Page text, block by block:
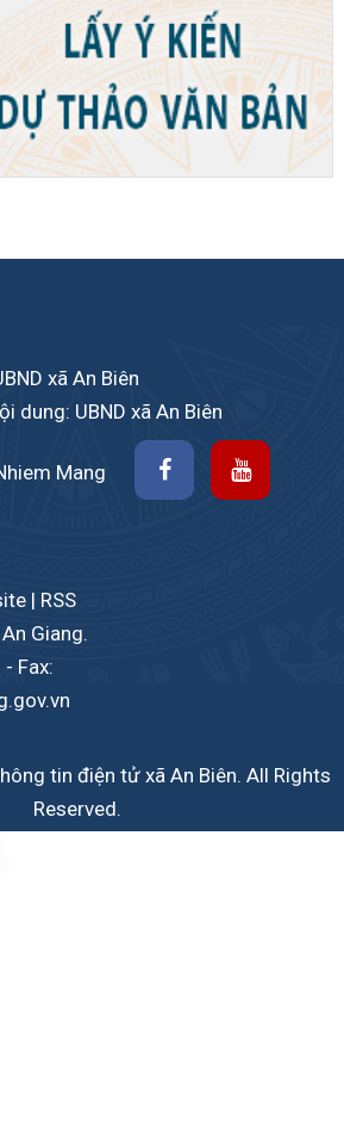
xã An Biên
dung: UBND xã An Biên
| RSS
Giang.
- Fax:
tin điện tử xã An Biên. All Rights
Reserved.